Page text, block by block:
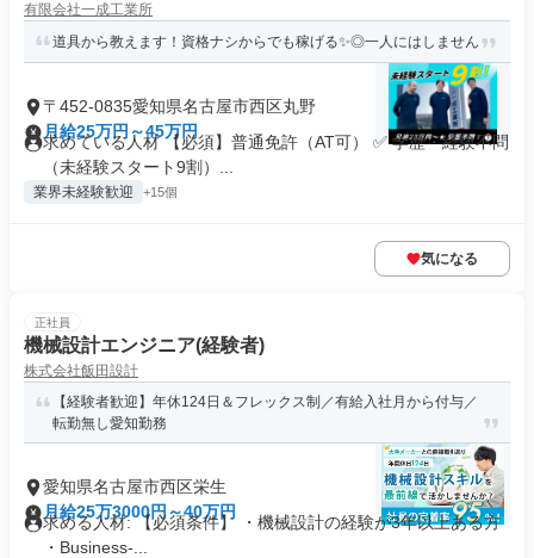
有限会社一成工業所
道具から教えます！資格ナシからでも稼げる✨◎一人にはしません
〒452-0835愛知県名古屋市西区丸野
月給25万円～45万円
求めている人材 【必須】普通免許（AT可） ✅ 学歴・経験不問
（未経験スタート9割）...
業界未経験歓迎 +15個
気になる
正社員
機械設計エンジニア(経験者)
株式会社飯田設計
【経験者歓迎】年休124日＆フレックス制／有給入社月から付与／
転勤無し愛知勤務
愛知県名古屋市西区栄生
月給25万3000円～40万円
求める人材: 【必須条件】 ・機械設計の経験が3年以上ある方
・Business-...